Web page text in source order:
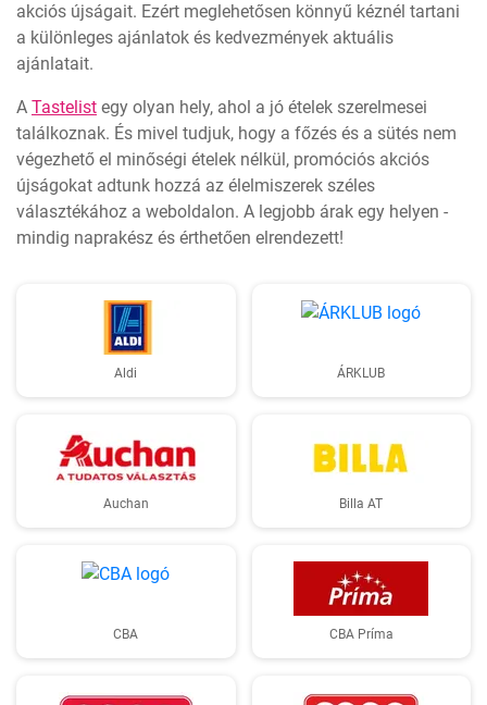
akciós újságait. Ezért meglehetősen könnyű kéznél tartani
a különleges ajánlatok és kedvezmények aktuális
ajánlatait.
A Tastelist egy olyan hely, ahol a jó ételek szerelmesei
találkoznak. És mivel tudjuk, hogy a főzés és a sütés nem
végezhető el minőségi ételek nélkül, promóciós akciós
újságokat adtunk hozzá az élelmiszerek széles
választékához a weboldalon. A legjobb árak egy helyen -
mindig naprakész és érthetően elrendezett!
Aldi ÁRKLUB
Auchan Billa AT
CBA CBA Príma